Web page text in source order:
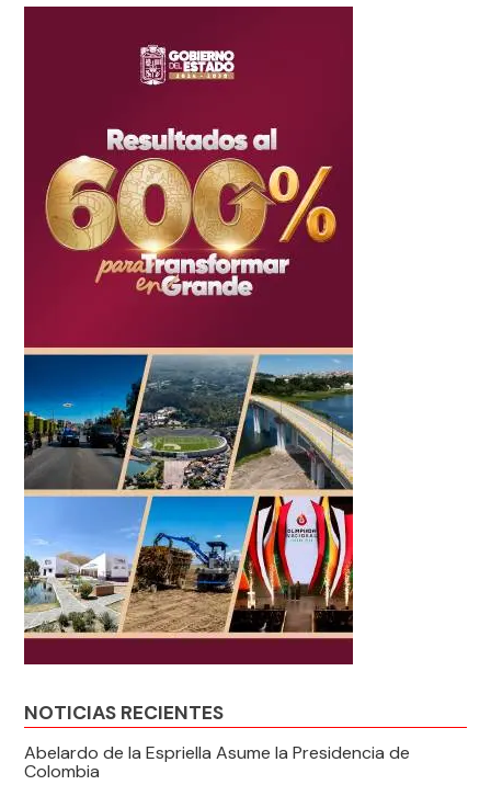
NOTICIAS RECIENTES
Abelardo de la Espriella Asume la Presidencia de
Colombia